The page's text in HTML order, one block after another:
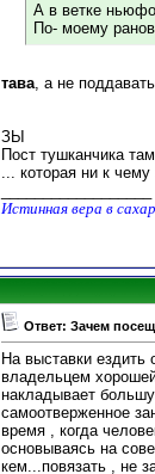
А в ветке
По- моему
тава, а не
ЗЫ
Пост тушканчика
... которая ни к чему
Истинная вера в
Ответ: Зачем
На выставки ездить
владельцем
накладывает
самоотверженное
время , когда
основываясь на
кем...повязать , не